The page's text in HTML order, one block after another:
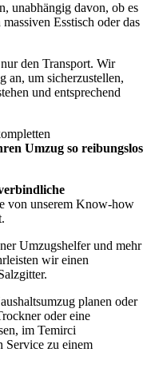
unabhängig davon, ob es
Esstisch oder das
den Transport. Wir
an, um sicherzustellen,
und entsprechend
Umzug so reibungslos
von unserem Know-how
Umzugshelfer und mehr
wir einen
planen oder
oder eine
im Temirci
Service zu einem